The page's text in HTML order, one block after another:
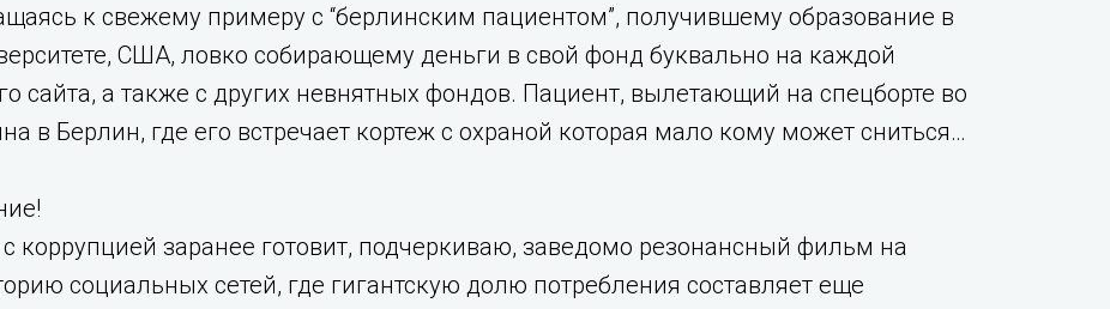
к свежему примеру с “берлинским пациентом”, получившему образование в
США, ловко собирающему деньги в свой фонд буквально на каждой
сайта, а также с других невнятных фондов. Пациент, вылетающий на спецборте во
в Берлин, где его встречает кортеж с охраной которая мало кому может сниться…
с коррупцией заранее готовит, подчеркиваю, заведомо резонансный фильм на
социальных сетей, где гигантскую долю потребления составляет еще